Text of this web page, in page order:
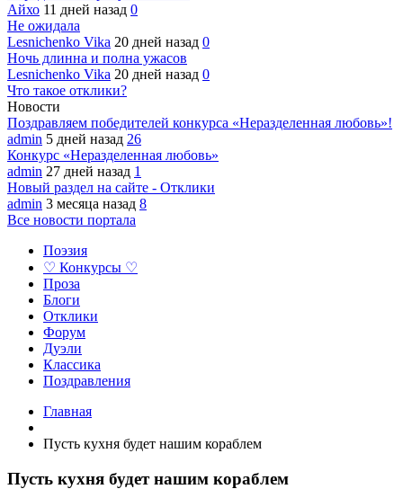
Айхо 11 дней назад 0
Не ожидала
Lesnichenko Vika 20 дней назад 0
Ночь длинна и полна ужасов
Lesnichenko Vika 20 дней назад 0
Что такое отклики?
Новости
Поздравляем победителей конкурса «Неразделенная любовь»!
admin 5 дней назад 26
Конкурс «Неразделенная любовь»
admin 27 дней назад 1
Новый раздел на сайте - Отклики
admin 3 месяца назад 8
Все новости портала
Поэзия
♡ Конкурсы ♡
Проза
Блоги
Отклики
Форум
Дуэли
Классика
Поздравления
Главная
Пусть кухня будет нашим кораблем
Пусть кухня будет нашим кораблем